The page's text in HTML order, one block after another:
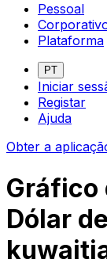
Pessoal
Plataforma
PT
Iniciar
Registar
Ajuda
Obter a
Gráfico
Dólar